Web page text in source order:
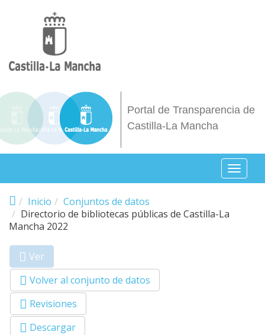
Portal de Transparencia de
Castilla-La Mancha
Toggle
Inicio
Conjuntos de datos
Directorio de bibliotecas públicas de Castilla-La
Mancha 2022
Primary tabs
Ver
activa)
Volver al conjunto de datos
Revisiones
Descargar